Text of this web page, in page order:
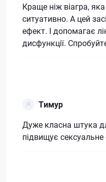
Краще ніж віагра,
ситуативно. А цей
ефект. І допомагає
дисфункції.
Тимур
Дуже класна штука
підвищує